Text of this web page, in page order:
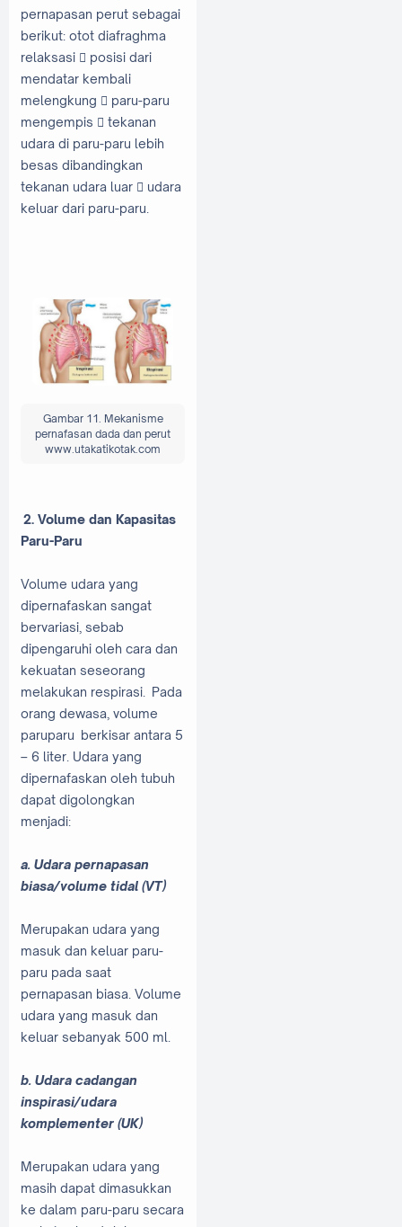
pernapasan perut sebagai
berikut: otot diafraghma
relaksasi  posisi dari
mendatar kembali
melengkung  paru-paru
mengempis  tekanan
udara di paru-paru lebih
besas dibandingkan
tekanan udara luar  udara
keluar dari paru-paru.
Gambar 11. Mekanisme
pernafasan dada dan perut
www.utakatikotak.com
2. Volume dan Kapasitas
Paru-Paru
Volume udara yang
dipernafaskan sangat
bervariasi, sebab
dipengaruhi oleh cara dan
kekuatan seseorang
melakukan respirasi. Pada
orang dewasa, volume
paruparu berkisar antara 5
– 6 liter. Udara yang
dipernafaskan oleh tubuh
dapat digolongkan
menjadi:
a. Udara pernapasan
biasa/volume tidal (VT)
Merupakan udara yang
masuk dan keluar paru-
paru pada saat
pernapasan biasa. Volume
udara yang masuk dan
keluar sebanyak 500 ml.
b. Udara cadangan
inspirasi/udara
komplementer (UK)
Merupakan udara yang
masih dapat dimasukkan
ke dalam paru-paru secara